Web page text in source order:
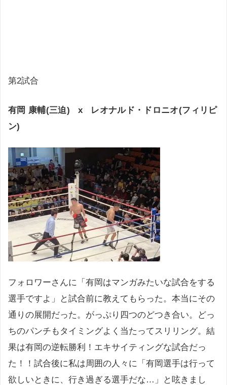
第2試合
有岡 康輔(三迫) x レオナルド・ドロニオ(フィリピ
ン)
フォロワーさんに「有岡はマンガみたいな試合をする
選手ですよ」と試合前に教えてもらった。本当にその
通りの展開だった。がっぷり四つのどつき合い。どっ
ちのパンチもタイミングよく当たってスリリング。結
果は有岡の逆転勝利！エキサイティングな試合だっ
た！！試合後に私は周囲の人々に「有岡選手は行って
欲しいときに、行き過ぎる選手だな…」と呟きまし